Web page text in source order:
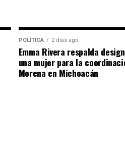
POLÍTICA 2 días ago
Emma Rivera respalda
una mujer para la
Morena en Michoacán